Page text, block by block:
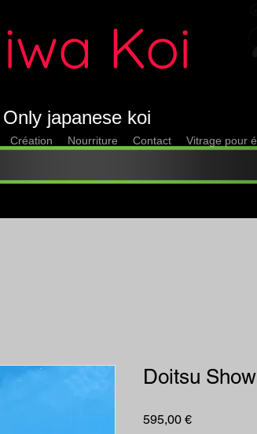
Koi
Only japanese koi
Création Nourriture Contact Vitrage pour
Doitsu
595,00 €Prix